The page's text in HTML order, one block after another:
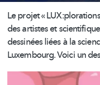
Le projet «LUX:plorations
des artistes et
dessinées liées à la
Luxembourg. Voici un